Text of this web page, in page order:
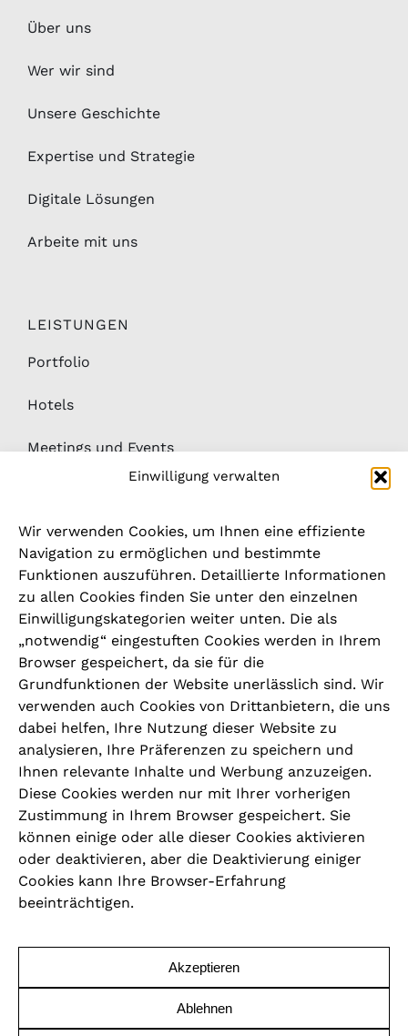
Einwilligung verwalten
Wir verwenden Cookies, um Ihnen eine effiziente
Navigation zu ermöglichen und bestimmte
Funktionen auszuführen. Detaillierte Informationen
zu allen Cookies finden Sie unter den einzelnen
Einwilligungskategorien weiter unten. Die als
„notwendig“ eingestuften Cookies werden in Ihrem
Browser gespeichert, da sie für die
Grundfunktionen der Website unerlässlich sind. Wir
verwenden auch Cookies von Drittanbietern, die uns
dabei helfen, Ihre Nutzung dieser Website zu
analysieren, Ihre Präferenzen zu speichern und
Ihnen relevante Inhalte und Werbung anzuzeigen.
Diese Cookies werden nur mit Ihrer vorherigen
Zustimmung in Ihrem Browser gespeichert. Sie
können einige oder alle dieser Cookies aktivieren
oder deaktivieren, aber die Deaktivierung einiger
Cookies kann Ihre Browser-Erfahrung
beeinträchtigen.
Akzeptieren
Ablehnen
Über uns
Wer wir sind
Unsere Geschichte
Expertise und Strategie
Digitale Lösungen
Arbeite mit uns
LEISTUNGEN
Portfolio
Hotels
Meetings und Events
News
Downloads
Hinweisgeber- / Beschwerdesystem
RECHTLICHES
Impressum
Datenschutzrichtlinie
Cookie Hinweise
Allgemeine Geschäftsbedingungen
Code of Conduct
Barrierefreiheit